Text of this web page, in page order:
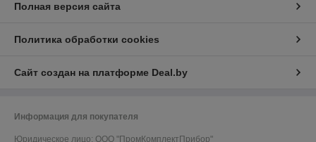
Полная версия сайта
Политика обработки cookies
Сайт создан на платформе Deal.by
Информация для покупателя
Юридическое лицо: ООО "ПромКомплектПрибор"